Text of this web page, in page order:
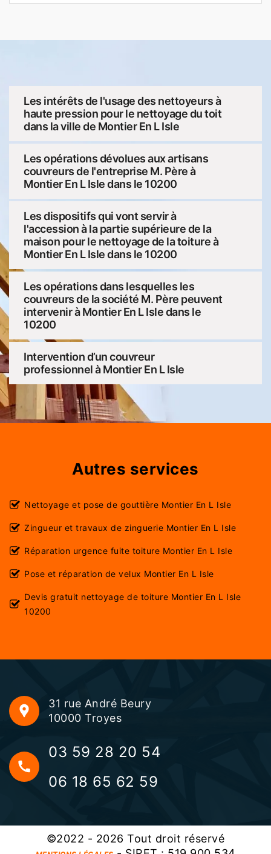
Les intérêts de l'usage des nettoyeurs à
haute pression pour le nettoyage du toit
dans la ville de Montier En L Isle
Les opérations dévolues aux artisans
couvreurs de l'entreprise M. Père à
Montier En L Isle dans le 10200
Les dispositifs qui vont servir à
l'accession à la partie supérieure de la
maison pour le nettoyage de la toiture à
Montier En L Isle dans le 10200
Les opérations dans lesquelles les
couvreurs de la société M. Père peuvent
intervenir à Montier En L Isle dans le
10200
Intervention d’un couvreur
professionnel à Montier En L Isle
Autres services
Nettoyage et pose de gouttière Montier En L Isle
Zingueur et travaux de zinguerie Montier En L Isle
Réparation urgence fuite toiture Montier En L Isle
Pose et réparation de velux Montier En L Isle
Devis gratuit nettoyage de toiture Montier En L Isle
10200
31 rue André Beury
10000 Troyes
03 59 28 20 54
06 18 65 62 59
©2022 - 2026 Tout droit réservé